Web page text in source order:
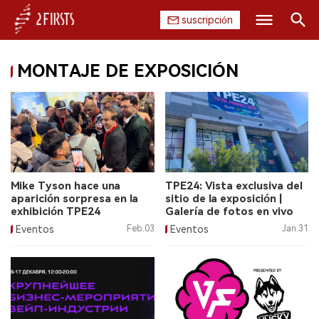
suscripción
INICIO
EMPRESA
PRODUCTO
REGULACIÓN
CHINA
EXPOSICIÓN
ENTREVISTA
MONTAJE DE EXPOSICIÓN
Mike Tyson hace una
aparición sorpresa en la
exhibición TPE24
Eventos Feb.03
TPE24: Vista exclusiva del
sitio de la exposición |
Galería de fotos en vivo
Eventos Jan.31